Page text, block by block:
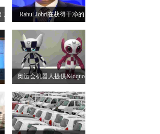
Rahul Johri在获得干净的
CHIT后恢复为BCCI CEO
奥运会机器人提供&ldquo;
虚拟&rdquo;出席，在现场
提供帮助